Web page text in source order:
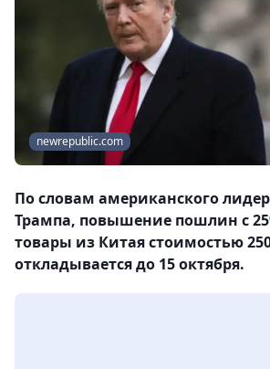
newrepublic.com
По словам американского
Трампа, повышение пошлин с
товары из Китая стоимостью
откладывается до 15 октября.